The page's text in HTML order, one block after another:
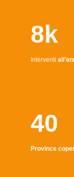
8k
Interventi
40
Province